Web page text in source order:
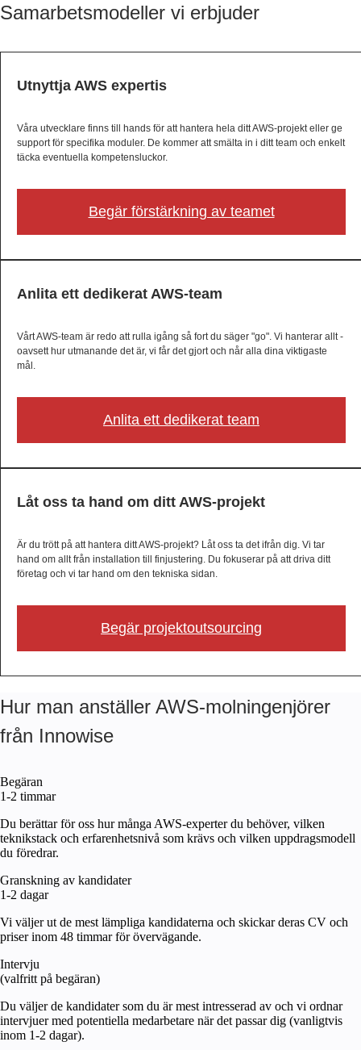
Samarbetsmodeller vi erbjuder
Utnyttja AWS expertis
Våra utvecklare finns till hands för att hantera hela ditt AWS-projekt eller ge
support för specifika moduler. De kommer att smälta in i ditt team och enkelt
täcka eventuella kompetensluckor.
Begär förstärkning av teamet
Anlita ett dedikerat AWS-team
Vårt AWS-team är redo att rulla igång så fort du säger "go". Vi hanterar allt -
oavsett hur utmanande det är, vi får det gjort och når alla dina viktigaste
mål.
Anlita ett dedikerat team
Låt oss ta hand om ditt AWS-projekt
Är du trött på att hantera ditt AWS-projekt? Låt oss ta det ifrån dig. Vi tar
hand om allt från installation till finjustering. Du fokuserar på att driva ditt
företag och vi tar hand om den tekniska sidan.
Begär projektoutsourcing
Hur man anställer AWS-molningenjörer
från Innowise
Begäran
1-2 timmar
Du berättar för oss hur många AWS-experter du behöver, vilken
teknikstack och erfarenhetsnivå som krävs och vilken uppdragsmodell
du föredrar.
Granskning av kandidater
1-2 dagar
Vi väljer ut de mest lämpliga kandidaterna och skickar deras CV och
priser inom 48 timmar för övervägande.
Intervju
(valfritt på begäran)
Du väljer de kandidater som du är mest intresserad av och vi ordnar
intervjuer med potentiella medarbetare när det passar dig (vanligtvis
inom 1-2 dagar).